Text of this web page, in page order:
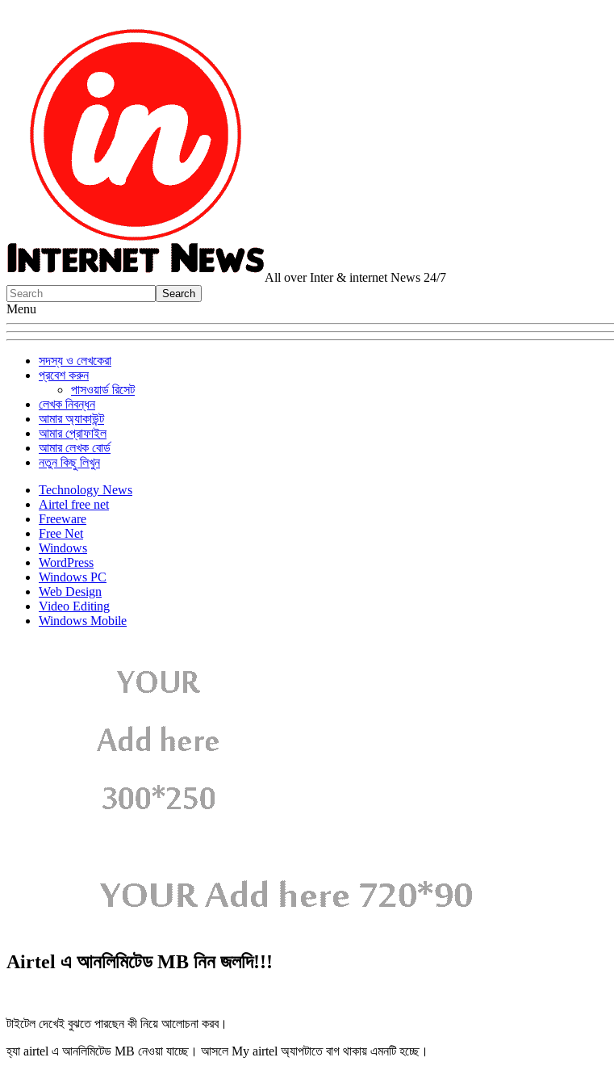
All over Inter & internet News 24/7
Menu
সদস্য ও লেখকেরা
প্রবেশ করুন
পাসওয়ার্ড রিসেট
লেখক নিবন্ধন
আমার অ্যাকাউন্ট
আমার প্রোফাইল
আমার লেখক বোর্ড
নতুন কিছু লিখুন
Technology News
Airtel free net
Freeware
Free Net
Windows
WordPress
Windows PC
Web Design
Video Editing
Windows Mobile
Airtel এ আনলিমিটেড MB নিন জলদি!!!
টাইটেল দেখেই বুঝতে পারছেন কী নিয়ে আলোচনা করব।
হ্যা airtel এ আনলিমিটেড MB নেওয়া যাচ্ছে। আসলে My airtel অ্যাপটাতে বাগ থাকায় এমনটি হচ্ছে।